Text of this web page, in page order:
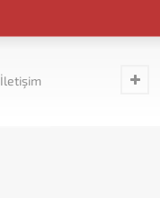
İletişim